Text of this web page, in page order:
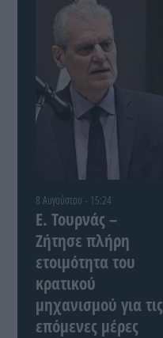
8 Αυγούστου - 15:24
Ε. Τουρνάς –
Ζήτησε πλήρη
ετοιμότητα του
κρατικού
μηχανισμού για τις
επόμενες μέρες